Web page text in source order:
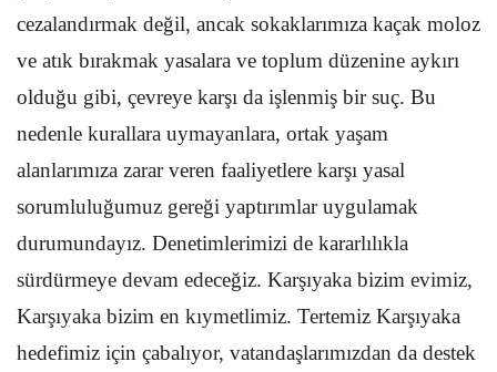
cezalandırmak değil, ancak sokaklarımıza kaçak moloz
ve atık bırakmak yasalara ve toplum düzenine aykırı
olduğu gibi, çevreye karşı da işlenmiş bir suç. Bu
nedenle kurallara uymayanlara, ortak yaşam
alanlarımıza zarar veren faaliyetlere karşı yasal
sorumluluğumuz gereği yaptırımlar uygulamak
durumundayız. Denetimlerimizi de kararlılıkla
sürdürmeye devam edeceğiz. Karşıyaka bizim evimiz,
Karşıyaka bizim en kıymetlimiz. Tertemiz Karşıyaka
hedefimiz için çabalıyor, vatandaşlarımızdan da destek